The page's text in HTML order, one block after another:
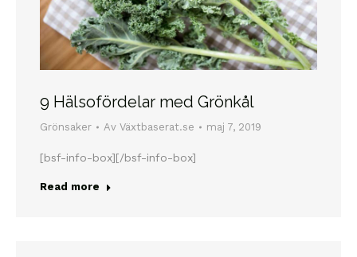
9 Hälsofördelar med Grönkål
Grönsaker Av Växtbaserat.se maj 7, 2019
[bsf-info-box][/bsf-info-box]
Read more